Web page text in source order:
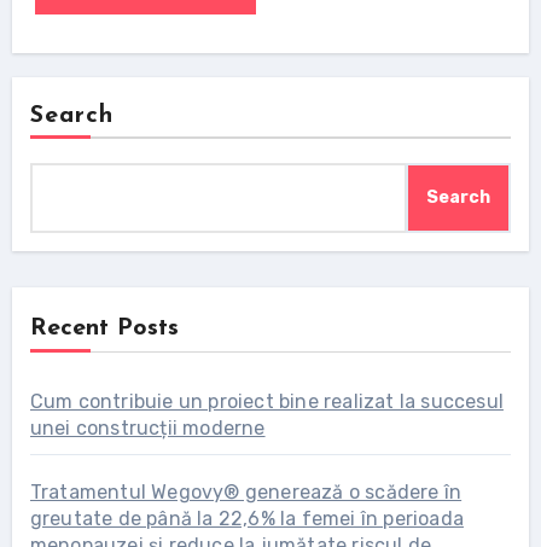
Search
Search
Recent Posts
Cum contribuie un proiect bine realizat la succesul
unei construcții moderne
Tratamentul Wegovy® generează o scădere în
greutate de până la 22,6% la femei în perioada